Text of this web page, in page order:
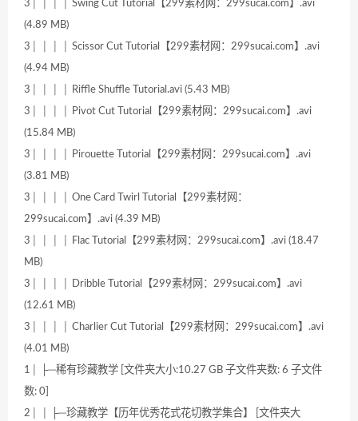
3│ │ │ │ Swing Cut Tutorial【299素材网：299sucai.com】.avi
(4.89 MB)
3│ │ │ │ Scissor Cut Tutorial【299素材网：299sucai.com】.avi
(4.94 MB)
3│ │ │ │ Riffle Shuffle Tutorial.avi (5.43 MB)
3│ │ │ │ Pivot Cut Tutorial【299素材网：299sucai.com】.avi
(15.84 MB)
3│ │ │ │ Pirouette Tutorial【299素材网：299sucai.com】.avi
(3.81 MB)
3│ │ │ │ One Card Twirl Tutorial【299素材网：
299sucai.com】.avi (4.39 MB)
3│ │ │ │ Flac Tutorial【299素材网：299sucai.com】.avi (18.47
MB)
3│ │ │ │ Dribble Tutorial【299素材网：299sucai.com】.avi
(12.61 MB)
3│ │ │ │ Charlier Cut Tutorial【299素材网：299sucai.com】.avi
(4.01 MB)
1│ ├─稀有珍藏教学 [文件夹大小:10.27 GB 子文件夹数: 6 子文件
数: 0]
2│ │ ├─珍藏教学【历年优秀花式花切教学集合】 [文件夹大